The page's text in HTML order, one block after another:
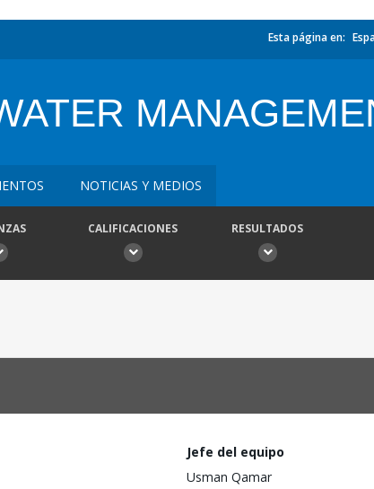
Esta página en:
NOTICIAS Y MEDIOS
CALIFICACIONES RESULTADOS
Jefe del equipo
Usman Qamar